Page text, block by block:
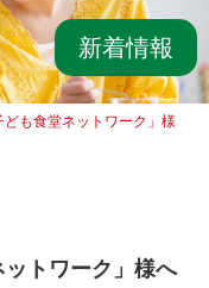
新着情報
も食堂ネットワーク」様
ットワーク」様へ